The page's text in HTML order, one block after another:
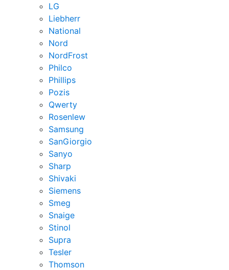
LG
Liebherr
National
Nord
NordFrost
Philco
Phillips
Pozis
Qwerty
Rosenlew
Samsung
SanGiorgio
Sanyo
Sharp
Shivaki
Siemens
Smeg
Snaige
Stinol
Supra
Tesler
Thomson